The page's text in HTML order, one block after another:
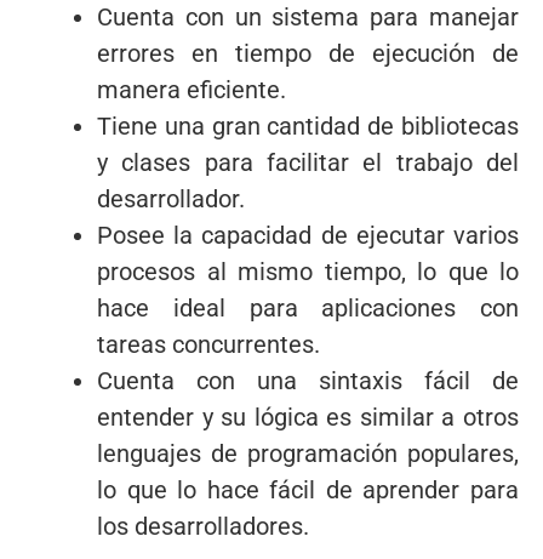
Cuenta con un sistema para manejar
errores en tiempo de ejecución de
manera eficiente.
Tiene una gran cantidad de bibliotecas
y clases para facilitar el trabajo del
desarrollador.
Posee la capacidad de ejecutar varios
procesos al mismo tiempo, lo que lo
hace ideal para aplicaciones con
tareas concurrentes.
Cuenta con una sintaxis fácil de
entender y su lógica es similar a otros
lenguajes de programación populares,
lo que lo hace fácil de aprender para
los desarrolladores.